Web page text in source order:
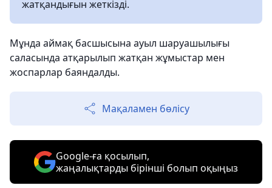
жатқандығын жеткізді.
Мұнда аймақ басшысына ауыл шаруашылығы
саласында атқарылып жатқан жұмыстар мен
жоспарлар баяндалды.
Мақаламен бөлісу
Google-ға қосылып,
жаңалықтарды бірінші болып оқыңыз